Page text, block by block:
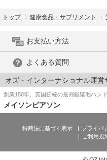
トップ 健康食品・サプリメント
お支払い方法
よくある質問
オズ・インターナショナル運営
創業150年、英国伝統の最高級猪毛ハン
メイソンピアソン
特商法に基づく表示 プライバ
ご利用規